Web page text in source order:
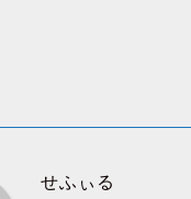
せふぃる